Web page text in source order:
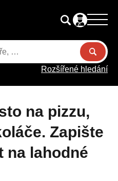
Rozšířené hledání
Zapište
na lahodné